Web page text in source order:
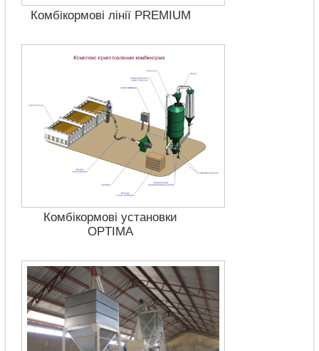
Комбікормові лінії PREMIUM
Комбікормові установки
OPTIMA